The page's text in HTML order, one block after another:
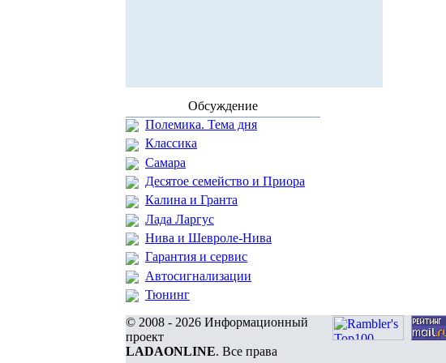
Обсуждение
Полемика. Тема дня
Классика
Самара
Десятое семейство и Приора
Калина и Гранта
Лада Ларгус
Нива и Шевроле-Нива
Гарантия и сервис
Автосигнализации
Тюнинг
© 2008 - 2026 Информационный
проект
LADAONLINE. Все права